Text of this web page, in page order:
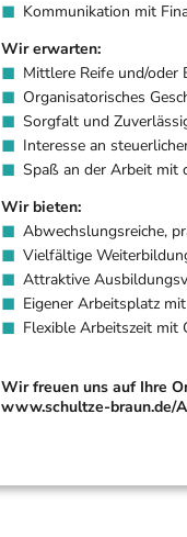
Kommunikation mit
Wir erwarten:
Mittlere Reife und/
Organisatorisches
Sorgfalt und
Interesse an
Spaß an der Arbeit mit
Wir bieten:
Abwechslungsreiche,
Vielfältige
Attraktive
Eigener Arbeitsplatz
Flexible Arbeitszeit mit
Wir freuen uns auf Ihre
www.schultze-braun.de/